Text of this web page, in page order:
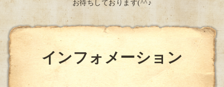
お待ちしております(^^♪
インフォメーション